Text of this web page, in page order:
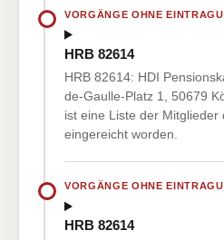
VORGÄNGE OHNE
HRB 82614
HRB 82614: HDI
de-Gaulle-Platz 1, 50679
ist eine Liste der Mitglieder
eingereicht worden.
VORGÄNGE OHNE
HRB 82614